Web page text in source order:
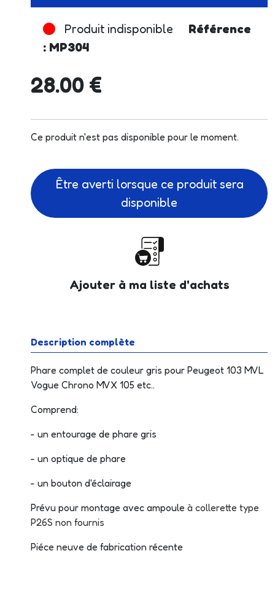
Produit indisponible
Référence
: MP304
28.00 €
Ce produit n'est pas disponible pour le moment.
Être averti lorsque ce produit sera
disponible
Ajouter à ma liste d'achats
Description complète
Phare complet de couleur gris pour Peugeot 103 MVL
Vogue Chrono MVX 105 etc..
Comprend:
- un entourage de phare gris
- un optique de phare
- un bouton d'éclairage
Prévu pour montage avec ampoule à collerette type
P26S non fournis
Piéce neuve de fabrication récente